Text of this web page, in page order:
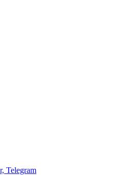
Telegram